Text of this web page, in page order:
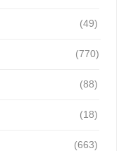
(49)
(770)
(88)
(18)
(663)